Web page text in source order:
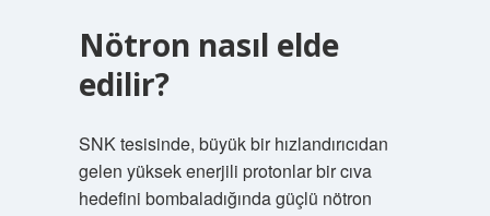
Nötron nasıl elde
edilir?
SNK tesisinde, büyük bir hızlandırıcıdan
gelen yüksek enerjili protonlar bir cıva
hedefini bombaladığında güçlü nötron